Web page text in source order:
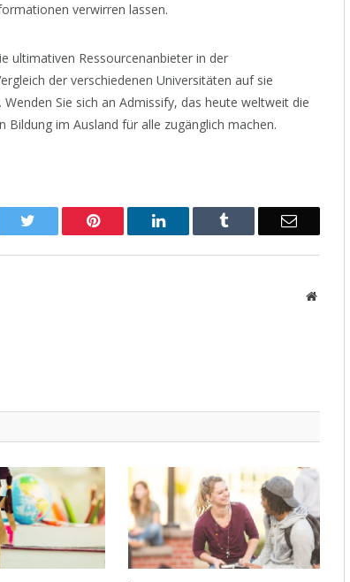
verwirren lassen.
ultimativen Ressourcenanbieter in der
der verschiedenen Universitäten auf sie
Sie sich an Admissify, das heute weltweit die
im Ausland für alle zugänglich machen.
Twitter Pinterest LinkedIn Tumblr Email
Website